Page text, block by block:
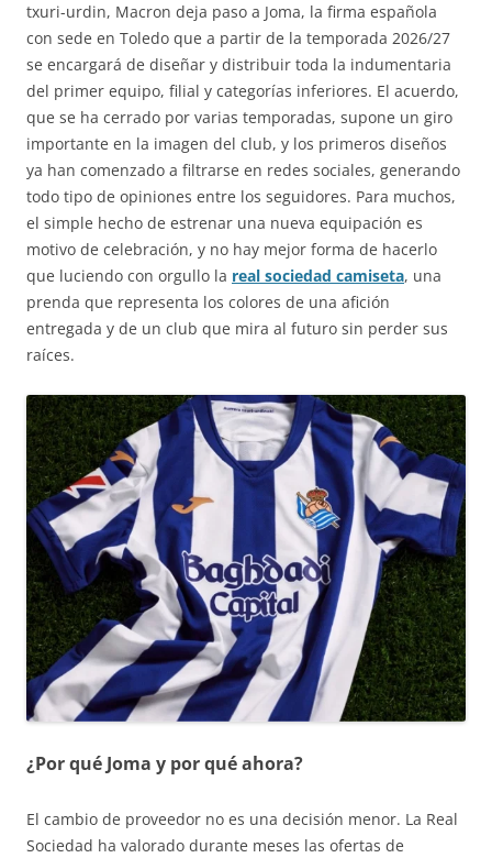
txuri-urdin, Macron deja paso a Joma, la firma española
con sede en Toledo que a partir de la temporada 2026/27
se encargará de diseñar y distribuir toda la indumentaria
del primer equipo, filial y categorías inferiores. El acuerdo,
que se ha cerrado por varias temporadas, supone un giro
importante en la imagen del club, y los primeros diseños
ya han comenzado a filtrarse en redes sociales, generando
todo tipo de opiniones entre los seguidores. Para muchos,
el simple hecho de estrenar una nueva equipación es
motivo de celebración, y no hay mejor forma de hacerlo
que luciendo con orgullo la real sociedad camiseta, una
prenda que representa los colores de una afición
entregada y de un club que mira al futuro sin perder sus
raíces.
¿Por qué Joma y por qué ahora?
El cambio de proveedor no es una decisión menor. La Real
Sociedad ha valorado durante meses las ofertas de